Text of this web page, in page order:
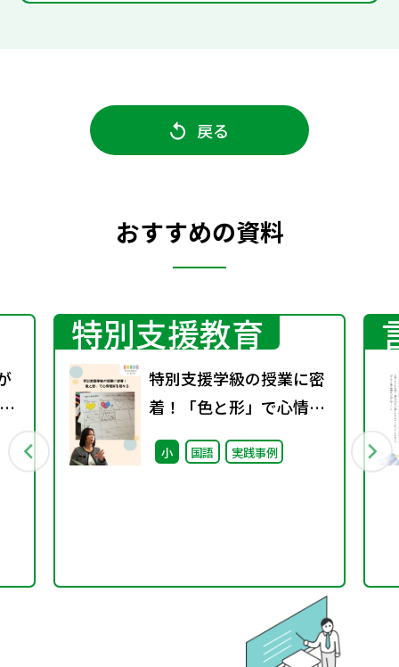
戻る
おすすめの資料
特別支援教育
特別支援学級の授業に密
着！「色と形」で心情理
解を深める
小 国語 実践事例